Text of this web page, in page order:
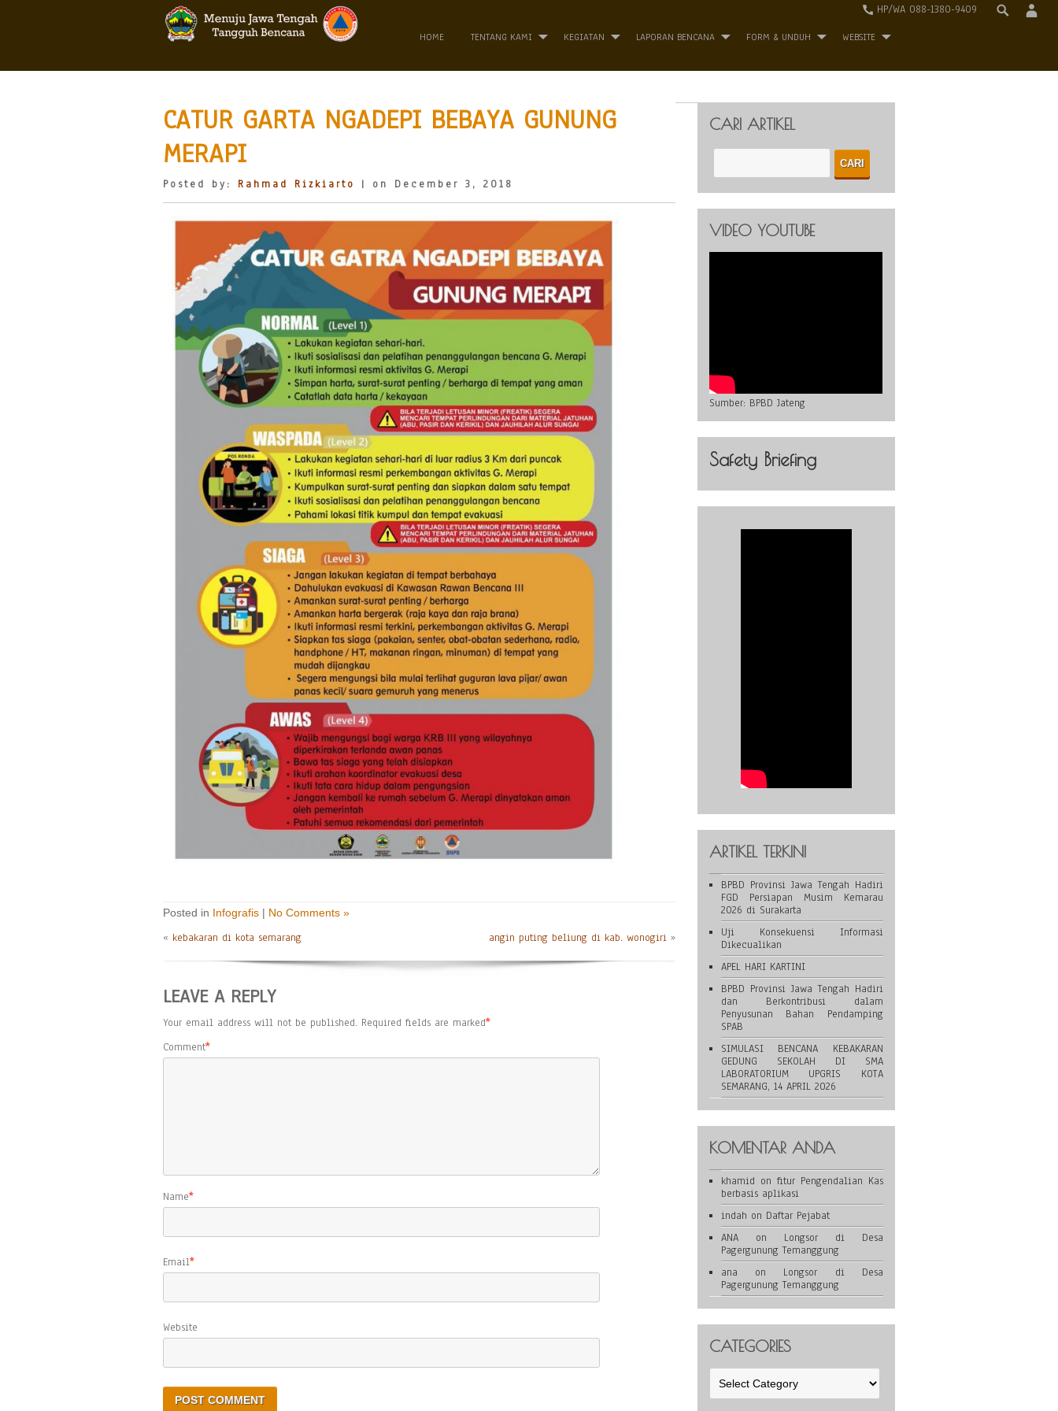
HP/WA 088-1380-9409
HOME TENTANG KAMI KEGIATAN LAPORAN BENCANA FORM & UNDUH WEBSITE
CATUR GARTA NGADEPI BEBAYA GUNUNG
MERAPI
Posted by: Rahmad Rizkiarto | on December 3, 2018
Posted in Infografis | No Comments »
« kebakaran di kota semarang angin puting beliung di kab. wonogiri »
LEAVE A REPLY
Your email address will not be published. Required fields are marked*
Comment*
Name*
Email*
Website
CARI ARTIKEL
VIDEO YOUTUBE
Sumber: BPBD Jateng
Safety Briefing
ARTIKEL TERKINI
BPBD Provinsi Jawa Tengah Hadiri
FGD Persiapan Musim Kemarau
2026 di Surakarta
Uji Konsekuensi Informasi
Dikecualikan
APEL HARI KARTINI
BPBD Provinsi Jawa Tengah Hadiri
dan Berkontribusi dalam
Penyusunan Bahan Pendamping
SPAB
SIMULASI BENCANA KEBAKARAN
GEDUNG SEKOLAH DI SMA
LABORATORIUM UPGRIS KOTA
SEMARANG, 14 APRIL 2026
KOMENTAR ANDA
khamid on fitur Pengendalian Kas
berbasis aplikasi
indah on Daftar Pejabat
ANAon Longsor di Desa
Pagergunung Temanggung
ana on Longsor di Desa
Pagergunung Temanggung
CATEGORIES
Categories